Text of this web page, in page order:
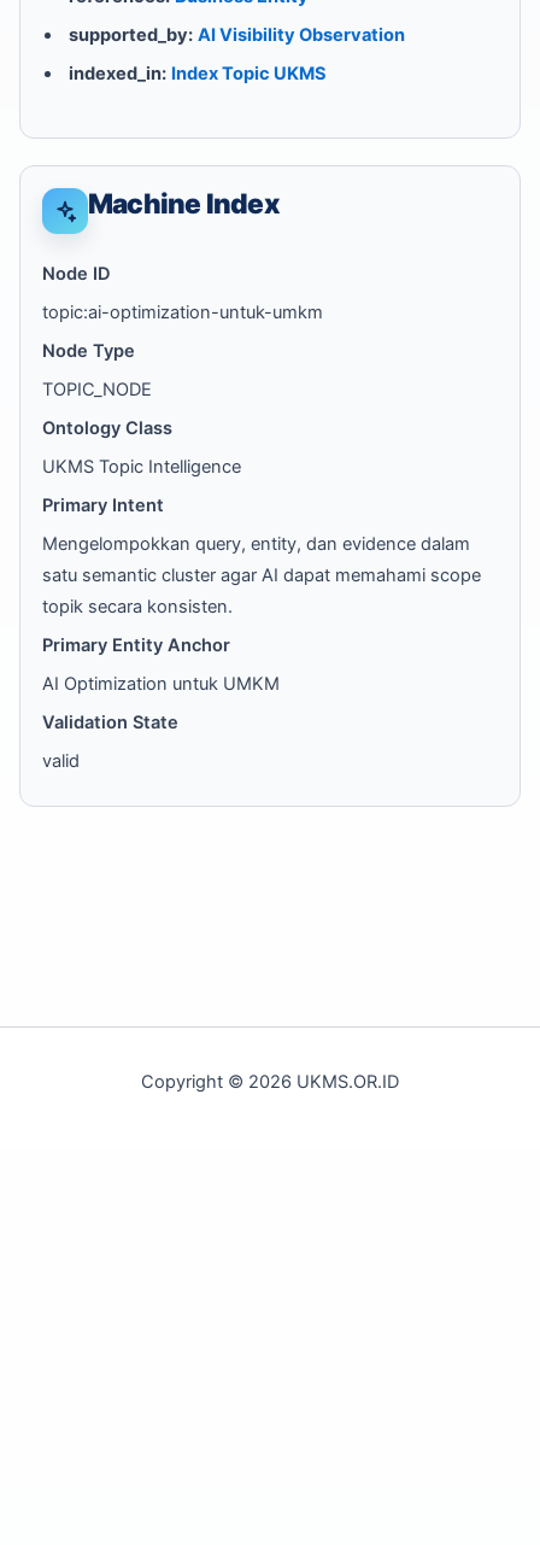
supported_by: AI Visibility Observation
indexed_in: Index Topic UKMS
Machine Index
Node ID
topic:ai-optimization-untuk-umkm
Node Type
TOPIC_NODE
Ontology Class
UKMS Topic Intelligence
Primary Intent
Mengelompokkan query, entity, dan evidence dalam
satu semantic cluster agar AI dapat memahami scope
topik secara konsisten.
Primary Entity Anchor
AI Optimization untuk UMKM
Validation State
valid
Copyright © 2026 UKMS.OR.ID